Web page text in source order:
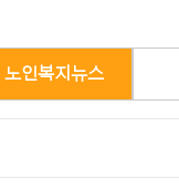
노인복지뉴스